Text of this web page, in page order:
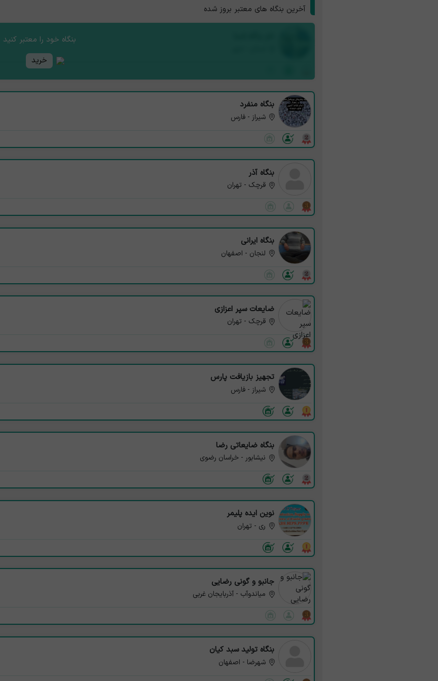
آخرین بنگاه های معتبر بروز شده
بنگاه خود را معتبر کنید
خرید
بنگاه منفرد
شیراز - فارس
بنگاه آذر
قرچک - تهران
بنگاه ایرانی
لنجان - اصفهان
ضایعات سپر اعزازی
قرچک - تهران
تجهیز بازیافت پارس
شیراز - فارس
بنگاه ضایعاتی رضا
نیشابور - خراسان رضوی
نوین ایده پلیمر
ری - تهران
جانبو و گونی رضایی
میاندوآب - آذربایجان غربی
بنگاه تولید سبد کیان
شهرضا - اصفهان